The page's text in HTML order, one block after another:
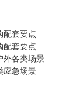
配套要点
配套要点
外各类场景
应急场景